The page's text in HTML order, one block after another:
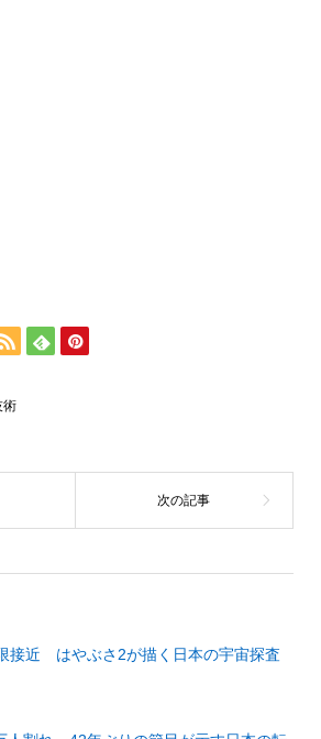
術
接近 はやぶさ2が描く日本の宇宙探査